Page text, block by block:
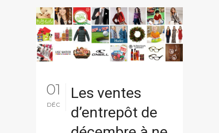
01
DÉC
Les ventes
d’entrepôt de